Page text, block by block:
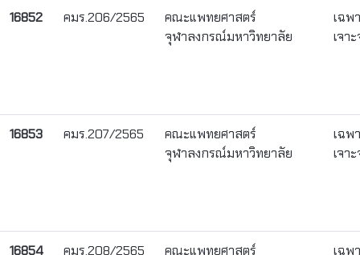
16852 คมร.206/2565
คณะแพทยศาสตร์
จุฬาลงกรณ์มหาวิทยาลัย
เฉพ
เจา
16853 คมร.207/2565
คณะแพทยศาสตร์
จุฬาลงกรณ์มหาวิทยาลัย
เฉพ
เจา
16854 คมร.208/2565
คณะแพทยศาสตร์
เฉพ